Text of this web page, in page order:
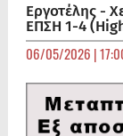
Εργοτέλης -
ΕΠΣΗ 1-4
06/05/2026 |